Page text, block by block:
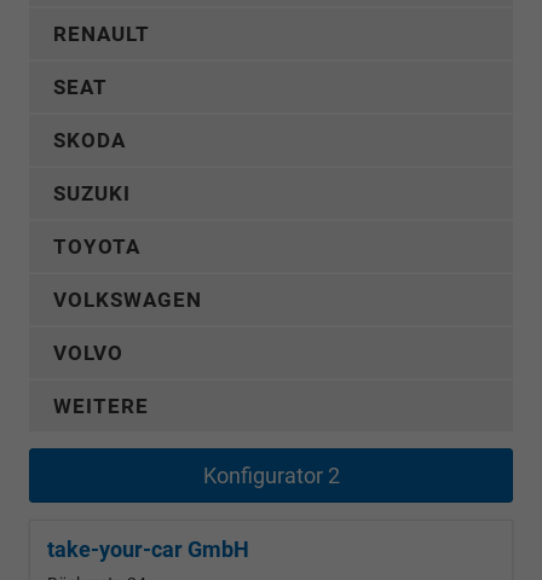
RENAULT
SEAT
SKODA
SUZUKI
TOYOTA
VOLKSWAGEN
VOLVO
WEITERE
Konfigurator 2
take-your-car GmbH